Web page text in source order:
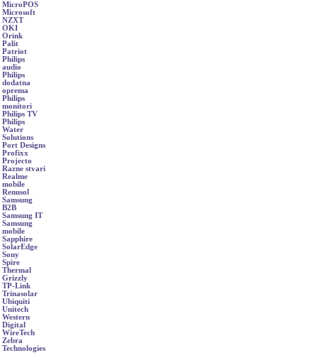
MicroPOS
Microsoft
NZXT
OKI
Orink
Palit
Patriot
Philips
audio
Philips
dodatna
oprema
Philips
monitori
Philips TV
Philips
Water
Solutions
Port Designs
Profixx
Projecto
Razne stvari
Realme
mobile
Renusol
Samsung
B2B
Samsung IT
Samsung
mobile
Sapphire
SolarEdge
Sony
Spire
Thermal
Grizzly
TP-Link
Trinasolar
Ubiquiti
Unitech
Western
Digital
WireTech
Zebra
Technologies